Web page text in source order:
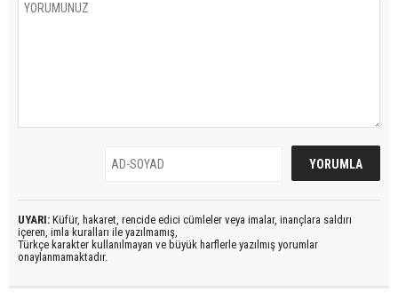
UYARI: Küfür, hakaret, rencide edici cümleler veya imalar, inançlara saldırı
içeren, imla kuralları ile yazılmamış,
Türkçe karakter kullanılmayan ve büyük harflerle yazılmış yorumlar
onaylanmamaktadır.